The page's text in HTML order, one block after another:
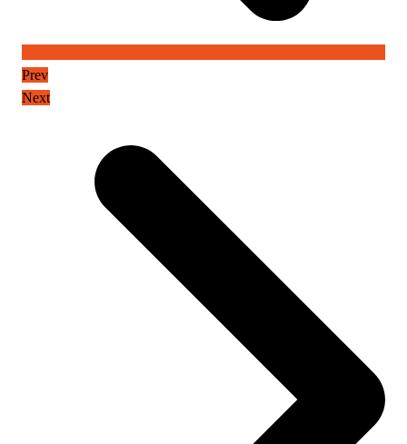
Prev
Next